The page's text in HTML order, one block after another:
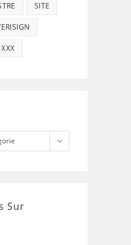
SITE
XXX
Sur